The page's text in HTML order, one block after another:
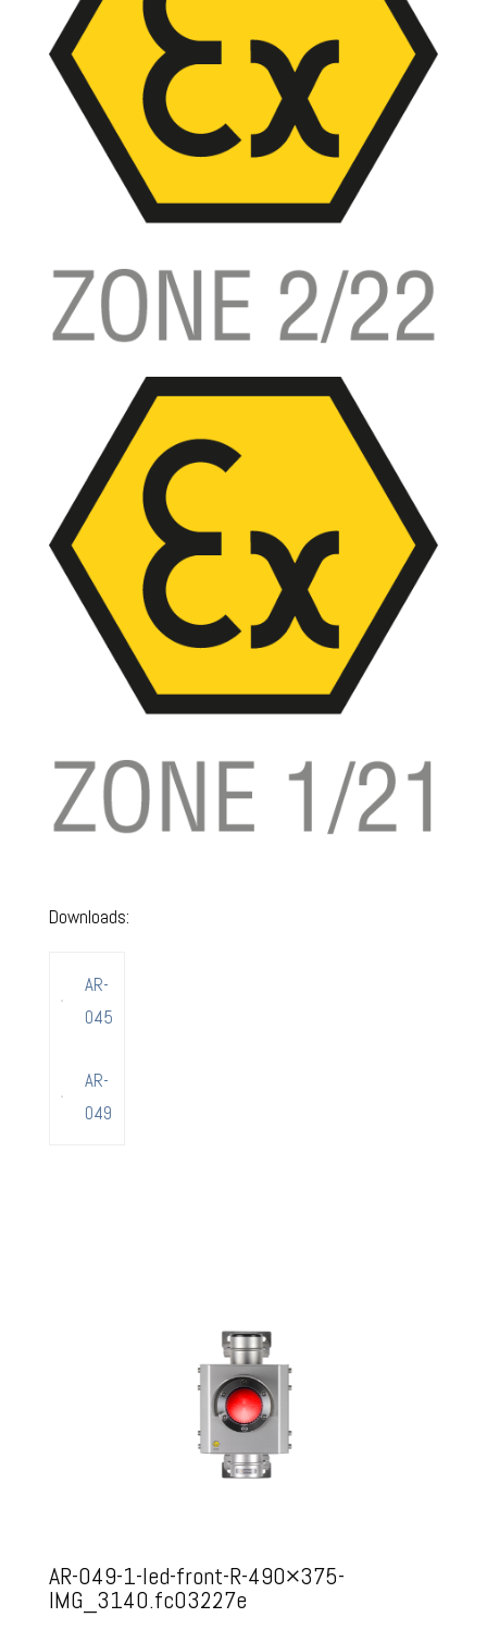
Downloads:
AR-
045
AR-
049
AR-049-1-led-front-R-490×375-
IMG_3140.fc03227e